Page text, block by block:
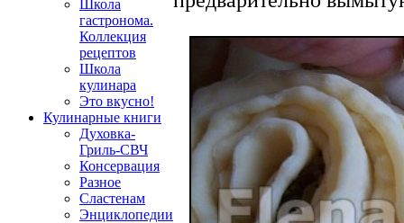
Школа
гастронома.
Коллекция
рецептов
Школа
кулинара
Это вкусно!
Кулинарные книги
Духовка-
Гриль-СВЧ
Консервация
Разное
Сластенам
Энциклопедии